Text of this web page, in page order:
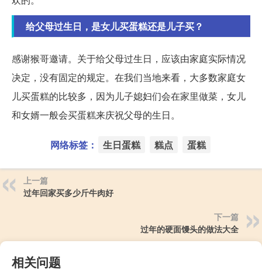
给父母过生日，是女儿买蛋糕还是儿子买？
感谢猴哥邀请。关于给父母过生日，应该由家庭实际情况
决定，没有固定的规定。在我们当地来看，大多数家庭女
儿买蛋糕的比较多，因为儿子媳妇们会在家里做菜，女儿
和女婿一般会买蛋糕来庆祝父母的生日。
网络标签： 生日蛋糕 糕点 蛋糕
上一篇
过年回家买多少斤牛肉好
下一篇
过年的硬面馒头的做法大全
相关问题